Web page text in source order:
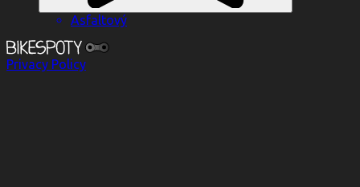
Asfaltový
Privacy Policy